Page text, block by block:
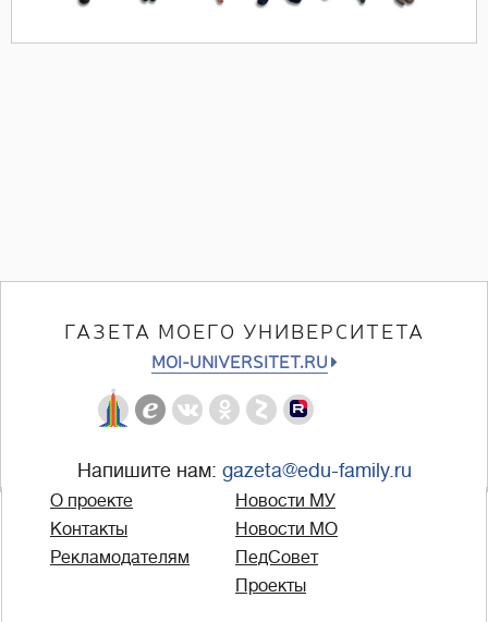
ГАЗЕТА МОЕГО УНИВЕРСИТЕТА
MOI-UNIVERSITET.RU
Напишите нам: gazeta@edu-family.ru
О проекте
Контакты
Рекламодателям
Новости МУ
Новости МО
ПедСовет
Проекты